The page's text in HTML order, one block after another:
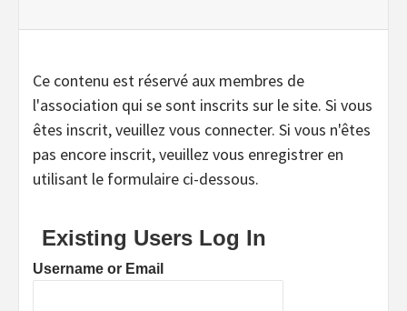
Ce contenu est réservé aux membres de
l'association qui se sont inscrits sur le site. Si vous
êtes inscrit, veuillez vous connecter. Si vous n'êtes
pas encore inscrit, veuillez vous enregistrer en
utilisant le formulaire ci-dessous.
Existing Users Log In
Username or Email